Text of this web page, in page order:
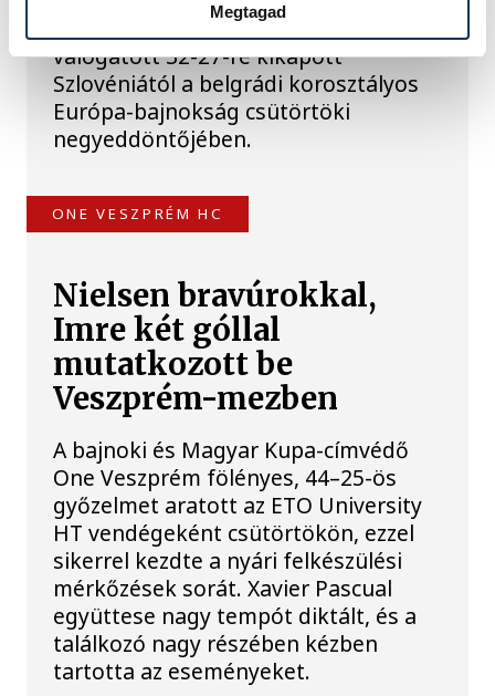
Megtagad
A magyar férfi ifjúsági kézilabda-
válogatott 32-27-re kikapott
Szlovéniától a belgrádi korosztályos
Európa-bajnokság csütörtöki
negyeddöntőjében.
ONE VESZPRÉM HC
Nielsen bravúrokkal,
Imre két góllal
mutatkozott be
Veszprém-mezben
A bajnoki és Magyar Kupa-címvédő
One Veszprém fölényes, 44–25-ös
győzelmet aratott az ETO University
HT vendégeként csütörtökön, ezzel
sikerrel kezdte a nyári felkészülési
mérkőzések sorát. Xavier Pascual
együttese nagy tempót diktált, és a
találkozó nagy részében kézben
tartotta az eseményeket.